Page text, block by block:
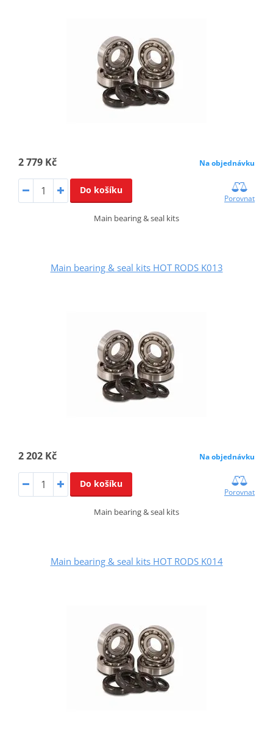
2 779 Kč Na objednávku
Do košíku
Porovnat
Main bearing & seal kits
Main bearing & seal kits HOT RODS K013
2 202 Kč Na objednávku
Do košíku
Porovnat
Main bearing & seal kits
Main bearing & seal kits HOT RODS K014